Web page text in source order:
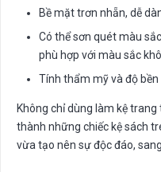
Bề mặt trơn nhẵn, dễ
Có thể sơn quét màu
phù hợp với màu sắc
Tính thẩm mỹ và độ bền
Không chỉ dùng làm kệ
thành những chiếc kệ sách
vừa tạo nên sự độc đáo,